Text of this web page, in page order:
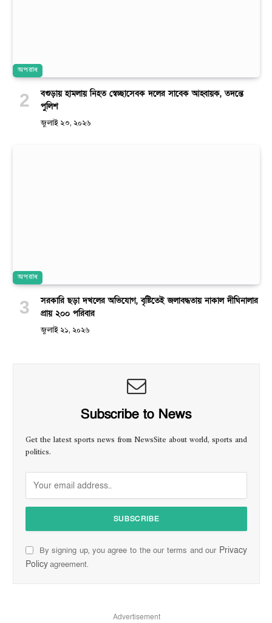
অপরাধ
বগুড়ায় হামলায় নিহত স্বেচ্ছাসেবক দলের সাবেক আহ্বায়ক, তদন্তে
পুলিশ
জুলাই ২৩, ২০২৬
অপরাধ
সরকারি ছড়া দখলের অভিযোগ, বৃষ্টিতেই জলাবদ্ধতায় নাকাল দীঘিনালার
প্রায় ২০০ পরিবার
জুলাই ২১, ২০২৬
Subscribe to News
Get the latest sports news from NewsSite about world, sports and
politics.
By signing up, you agree to the our terms and our Privacy
Policyagreement.
Advertisement